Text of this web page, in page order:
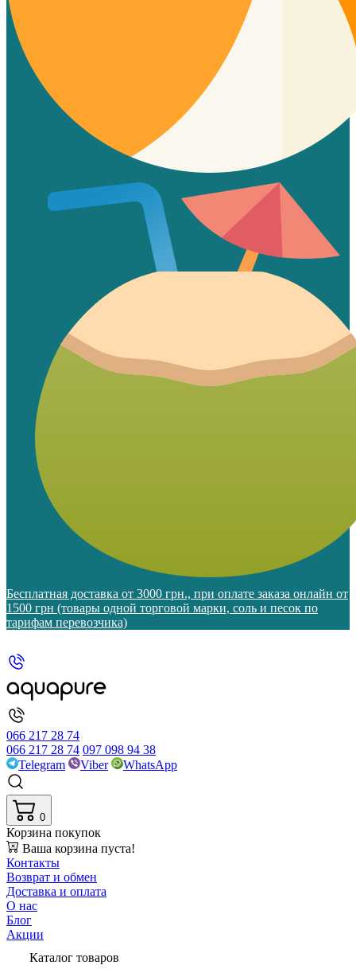
Бесплатная доставка от 3000 грн., при оплате заказа онлайн от
1500 грн (товары одной торговой марки, соль и песок по
тарифам перевозчика)
066 217 28 74
066 217 28 74 097 098 94 38
Telegram
Viber WhatsApp
0
Корзина покупок
Ваша корзина пуста!
Контакты
Возврат и обмен
Доставка и оплата
О нас
Блог
Акции
Каталог товаров